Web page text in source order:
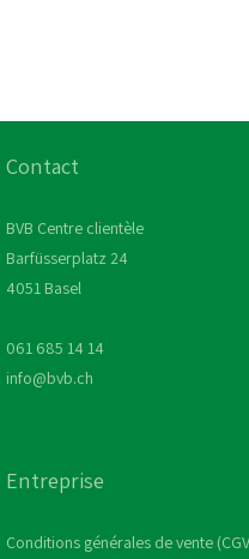
Contact
BVB Centre clientèle
Barfüsserplatz 24
4051 Basel
061 685 14 14
info@bvb.ch
Entreprise
Conditions générales de vente